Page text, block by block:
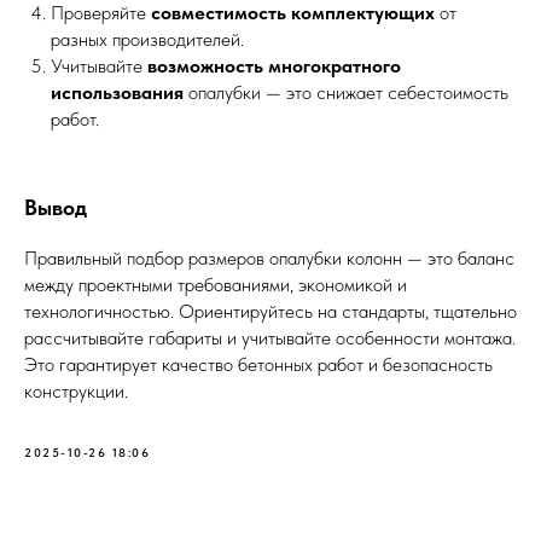
Проверяйте совместимость комплектующих от
разных производителей.
Учитывайте возможность многократного
использования опалубки — это снижает себестоимость
работ.
Вывод
Правильный подбор размеров опалубки колонн — это баланс
между проектными требованиями, экономикой и
технологичностью. Ориентируйтесь на стандарты, тщательно
рассчитывайте габариты и учитывайте особенности монтажа.
Это гарантирует качество бетонных работ и безопасность
конструкции.
2025-10-26 18:06